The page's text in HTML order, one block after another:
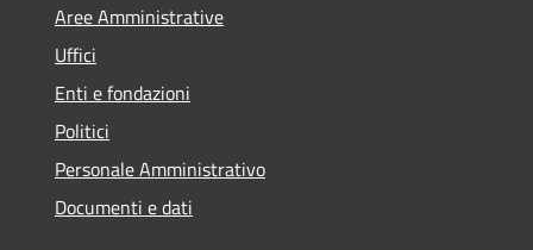
Aree Amministrative
Uffici
Enti e fondazioni
Politici
Personale Amministrativo
Documenti e dati